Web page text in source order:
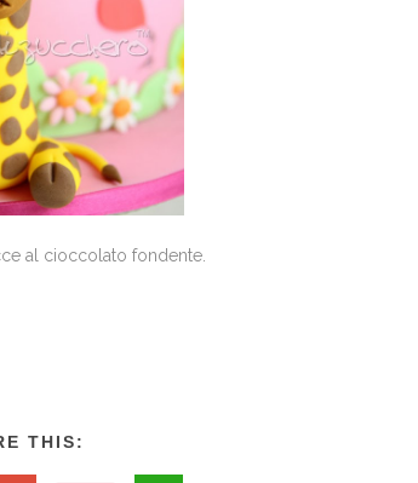
al cioccolato fondente.
THIS: